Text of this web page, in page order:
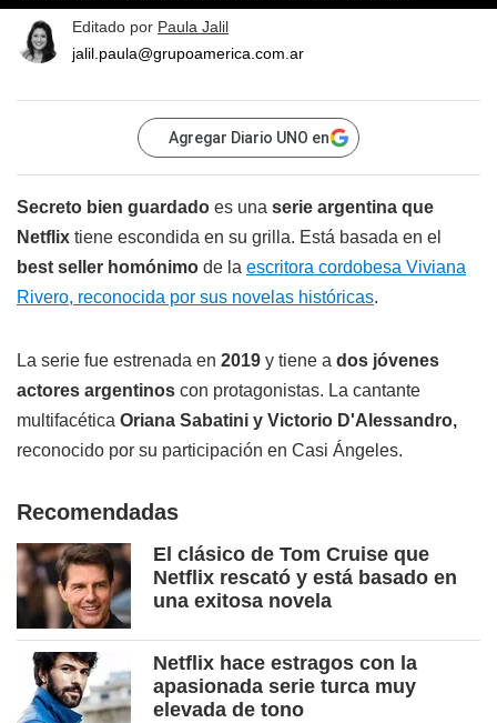
Editado por Paula Jalil
jalil.paula@grupoamerica.com.ar
Agregar Diario UNO en
Secreto bien guardado es una serie argentina que
Netflix tiene escondida en su grilla. Está basada en el
best seller homónimo de la escritora cordobesa Viviana
Rivero, reconocida por sus novelas históricas.
La serie fue estrenada en 2019 y tiene a dos jóvenes
actores argentinos con protagonistas. La cantante
multifacética Oriana Sabatini y Victorio D'Alessandro,
reconocido por su participación en Casi Ángeles.
Recomendadas
El clásico de Tom Cruise que
Netflix rescató y está basado en
una exitosa novela
Netflix hace estragos con la
apasionada serie turca muy
elevada de tono